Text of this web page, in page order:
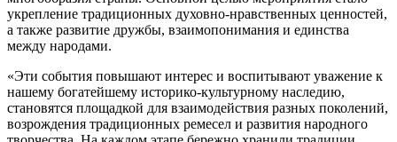
укрепление традиционных духовно-нравственных ценностей,
а также развитие дружбы, взаимопонимания и единства
между народами.
«Эти события повышают интерес и воспитывают уважение к
нашему богатейшему историко-культурному наследию,
становятся площадкой для взаимодействия разных поколений,
возрождения традиционных ремесел и развития народного